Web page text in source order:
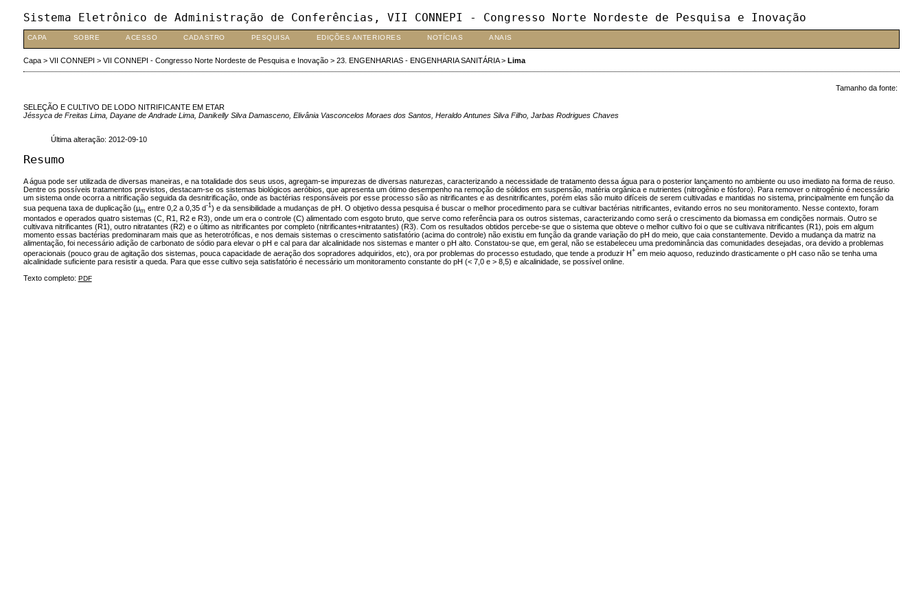
Sistema Eletrônico de Administração de Conferências, VII CONNEPI - Congresso Norte Nordeste de Pesquisa e Inovação
CAPA SOBRE ACESSO CADASTRO PESQUISA EDIÇÕES ANTERIORES NOTÍCIAS ANAIS
Capa> VII CONNEPI > VII CONNEPI - Congresso Norte Nordeste de Pesquisa e Inovação> 23. ENGENHARIAS - ENGENHARIA SANITÁRIA> Lima
Tamanho da fonte:
SELEÇÃO E CULTIVO DE LODO NITRIFICANTE EM ETAR
Jéssyca de Freitas Lima, Dayane de Andrade Lima, Danikelly Silva Damasceno, Elivânia Vasconcelos Moraes dos Santos, Heraldo Antunes Silva Filho, Jarbas Rodrigues Chaves
Última alteração: 2012-09-10
Resumo
A água pode ser utilizada de diversas maneiras, e na totalidade dos seus usos, agregam-se impurezas de diversas naturezas, caracterizando a necessidade de tratamento dessa água para o posterior lançamento no ambiente ou uso imediato na forma de reuso.
Dentre os possíveis tratamentos previstos, destacam-se os sistemas biológicos aeróbios, que apresenta um ótimo desempenho na remoção de sólidos em suspensão, matéria orgânica e nutrientes (nitrogênio e fósforo). Para remover o nitrogênio é necessário
um sistema onde ocorra a nitrificação seguida da desnitrificação, onde as bactérias responsáveis por esse processo são as nitrificantes e as desnitrificantes, porém elas são muito difíceis de serem cultivadas e mantidas no sistema, principalmente em função da
sua pequena taxa de duplicação (µm entre 0,2 a 0,35 d-1) e da sensibilidade a mudanças de pH. O objetivo dessa pesquisa é buscar o melhor procedimento para se cultivar bactérias nitrificantes, evitando erros no seu monitoramento. Nesse contexto, foram
montados e operados quatro sistemas (C, R1, R2 e R3), onde um era o controle (C) alimentado com esgoto bruto, que serve como referência para os outros sistemas, caracterizando como será o crescimento da biomassa em condições normais. Outro se
cultivava nitrificantes (R1), outro nitratantes (R2) e o último as nitrificantes por completo (nitrificantes+nitratantes) (R3). Com os resultados obtidos percebe-se que o sistema que obteve o melhor cultivo foi o que se cultivava nitrificantes (R1), pois em algum
momento essas bactérias predominaram mais que as heterotróficas, e nos demais sistemas o crescimento satisfatório (acima do controle) não existiu em função da grande variação do pH do meio, que caia constantemente. Devido a mudança da matriz na
alimentação, foi necessário adição de carbonato de sódio para elevar o pH e cal para dar alcalinidade nos sistemas e manter o pH alto. Constatou-se que, em geral, não se estabeleceu uma predominância das comunidades desejadas, ora devido a problemas
operacionais (pouco grau de agitação dos sistemas, pouca capacidade de aeração dos sopradores adquiridos, etc), ora por problemas do processo estudado, que tende a produzir H+em meio aquoso, reduzindo drasticamente o pH caso não se tenha uma
alcalinidade suficiente para resistir a queda. Para que esse cultivo seja satisfatório é necessário um monitoramento constante do pH (< 7,0 e > 8,5) e alcalinidade, se possível online.
Texto completo: PDF